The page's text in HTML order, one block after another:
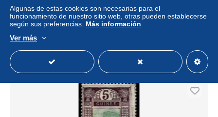
Guinee Poste Obl Yv: 93 Mi:93 Passage de gué Kitim
(cachet rond)
± 0,38 US$
Estatus Privado
Algunas de estas cookies son necesarias para el
funcionamiento de nuestro sitio web, otras pueden establecerse
según sus preferencias. Más información
Ver más